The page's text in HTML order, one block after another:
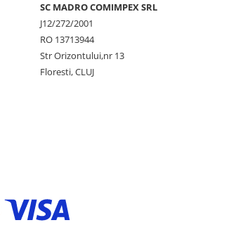
SC MADRO COMIMPEX SRL
J12/272/2001
RO 13713944
Str Orizontului,nr 13
Floresti, CLUJ